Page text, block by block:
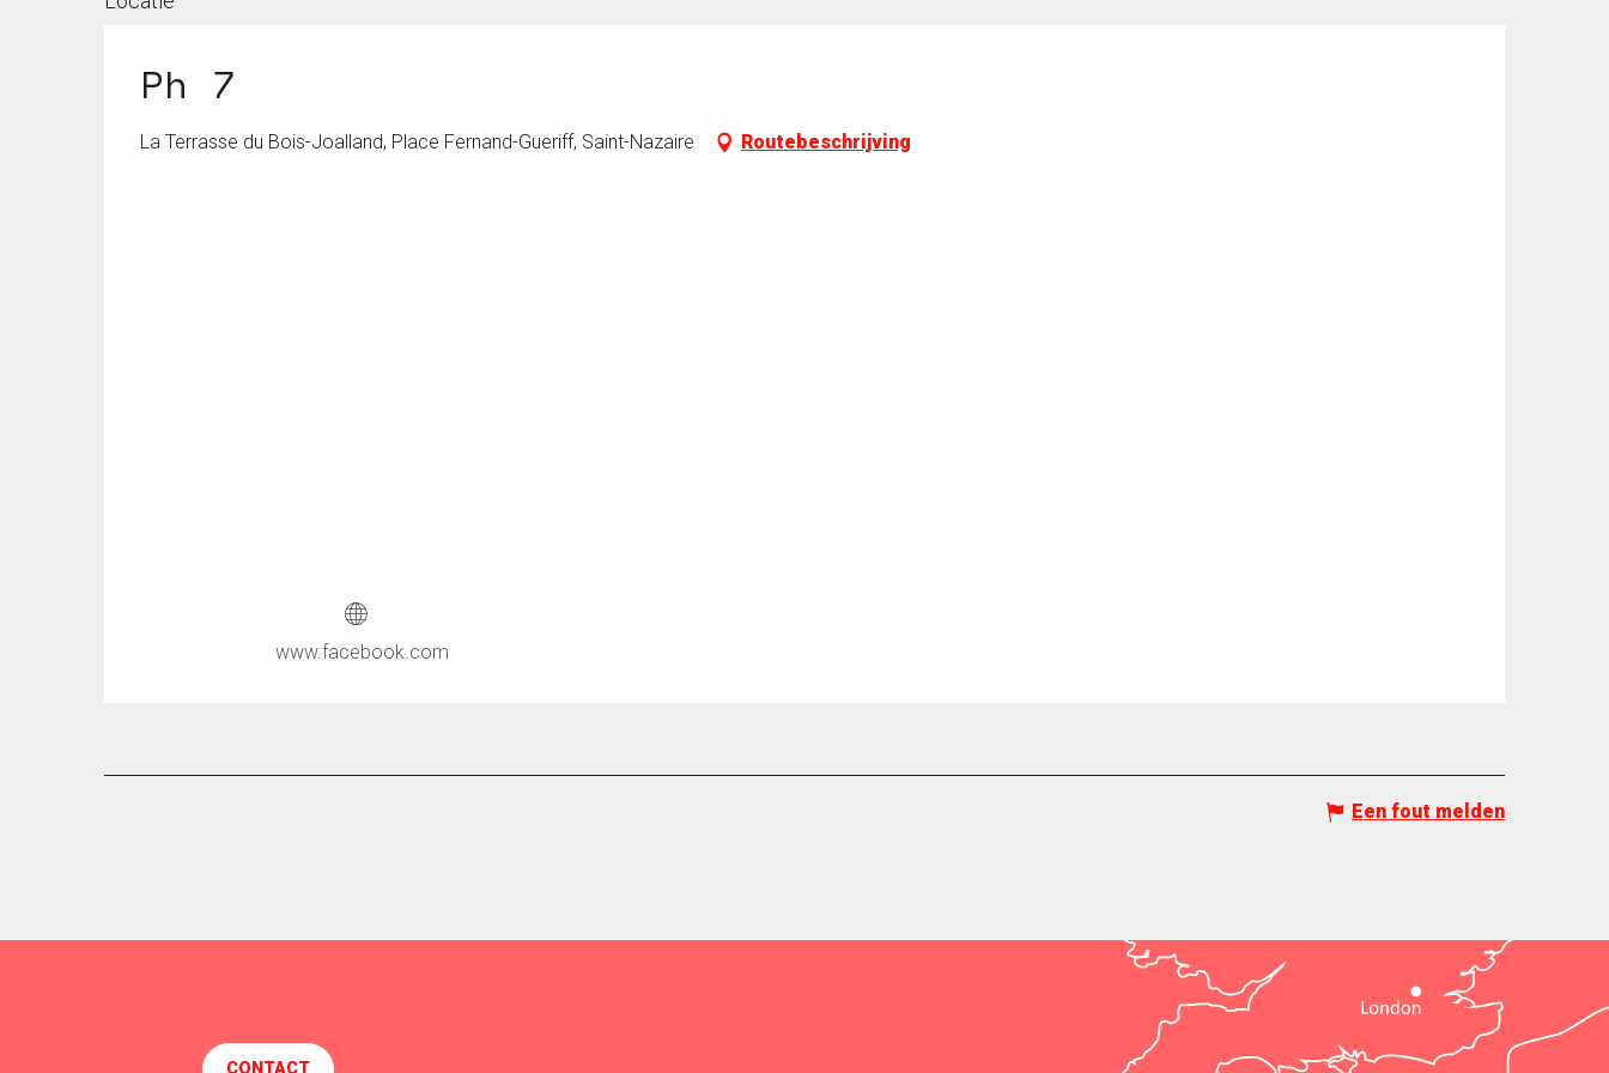
Ph 7
La Terrasse du Bois-Joalland, Place Fernand-Gueriff, Saint-Nazaire Routebeschrijving
www.facebook.com
Een fout melden